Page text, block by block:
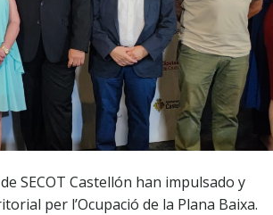
SECOT Castellón han impulsado y
per l’Ocupació de la Plana Baixa.